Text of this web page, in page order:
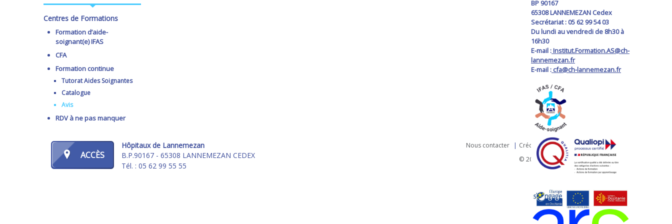
Centres de Formations
Formation d’aide-
soignant(e) IFAS
CFA
Formation continue
Tutorat Aides Soignantes
Catalogue
Avis
RDV à ne pas manquer
BP 90167
65308 LANNEMEZAN Cedex
Secrétariat : 05 62 99 54 03
Du lundi au vendredi de 8h30 à
16h30
E-mail :Institut.Formation.AS@ch-
lannemezan.fr
E-mail : cfa@ch-lannemezan.fr
ACCÈS
Hôpitaux de Lannemezan
B.P.90167 - 65308 LANNEMEZAN CEDEX
Tél. : 05 62 99 55 55
Nous contacter Crédits
Protection des données
© 2026 Hôpitaux de Lannemezan